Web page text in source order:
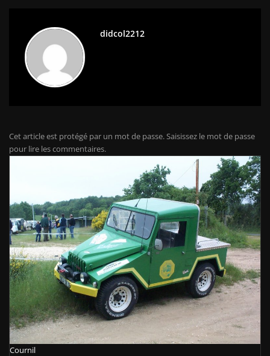
didcol2212
Cet article est protégé par un mot de passe. Saisissez le mot de passe
pour lire les commentaires.
Cournil